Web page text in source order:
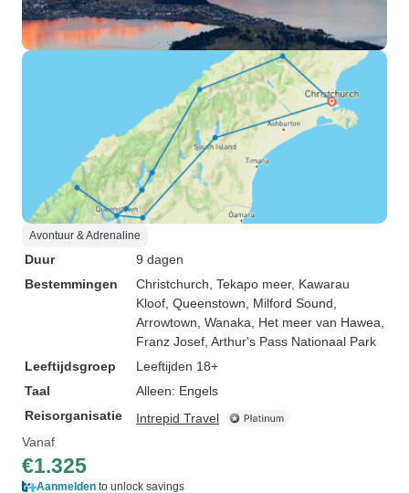
Avontuur & Adrenaline
Duur
9 dagen
Bestemmingen
Christchurch , Tekapo meer, Kawarau
Kloof , Queenstown , Milford Sound
Arrowtown , Wanaka , Het meer van Hawea
Franz Josef , Arthur's Pass Nationaal Park
Leeftijdsgroep
Leeftijden 18+
Taal
Alleen: Engels
Reisorganisatie
Intrepid Travel
Vanaf
€1.325
Aanmelden to unlock savings